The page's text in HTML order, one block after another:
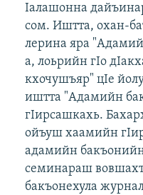
Iалашонна
сом. Иштта, охан-
лерина яра
а, лоьрийн гIо
кхочушъяр" цIе
иштта "Адамийн
гIирсашкахь.
ойъуш хаамийн
адамийн
семинараш
бакъонехула